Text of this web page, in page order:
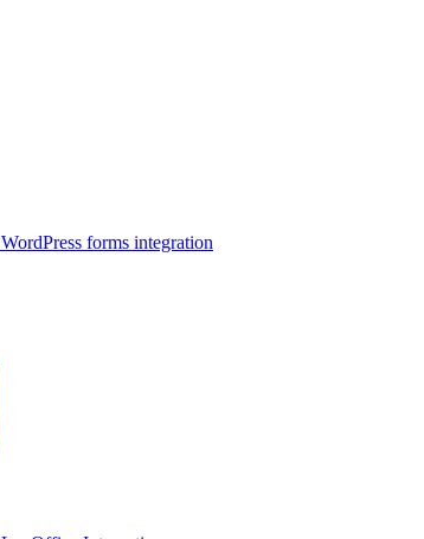
WordPress forms integration